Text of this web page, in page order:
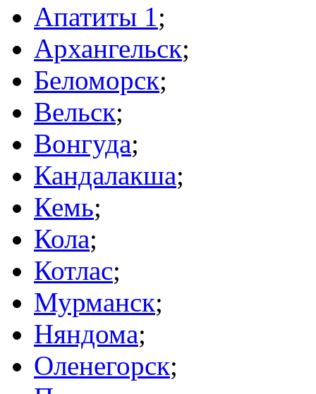
Апатиты 1;
Архангельск;
Беломорск;
Вельск;
Вонгуда;
Кандалакша;
Кемь;
Кола;
Котлас;
Мурманск;
Няндома;
Оленегорск;